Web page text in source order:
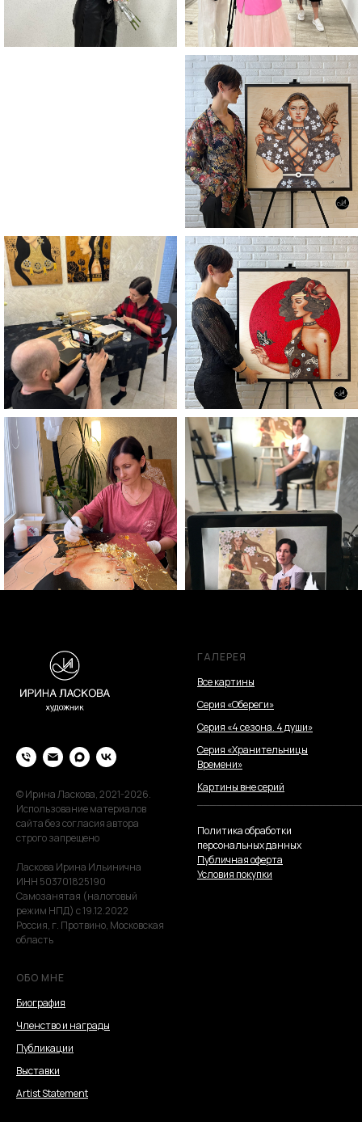
© Ирина Ласкова, 2021-2026.
Использование материалов
сайта без согласия автора
строго запрещено
Ласкова Ирина Ильинична
ИНН 503701825190
Самозанятая (налоговый
режим НПД) с 19.12.2022
Россия, г. Протвино, Московская
область
ГАЛЕРЕЯ
Все картины
Серия «Обереги»
Серия «4 сезона. 4 души»
Серия «Хранительницы
Времени»
Картины вне серий
Политика обработки
персональных данных
Публичная оферта
Условия покупки
ОБО МНЕ
Биография
Членство и награды
Публикации
Выставки
Artist Statement